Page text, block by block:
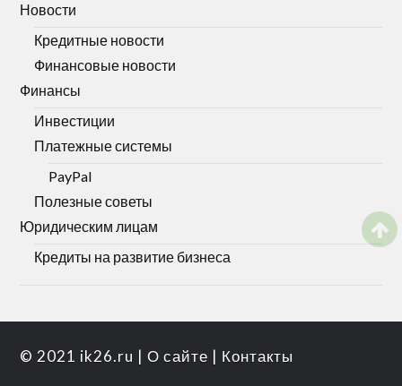
Новости
Кредитные новости
Финансовые новости
Финансы
Инвестиции
Платежные системы
PayPal
Полезные советы
Юридическим лицам
Кредиты на развитие бизнеса
© 2021 ik26.ru |О сайте | Контакты